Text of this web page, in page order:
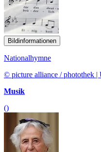
Bildinformationen
Nationalhymne
© picture alliance / photothek |
Musik
()